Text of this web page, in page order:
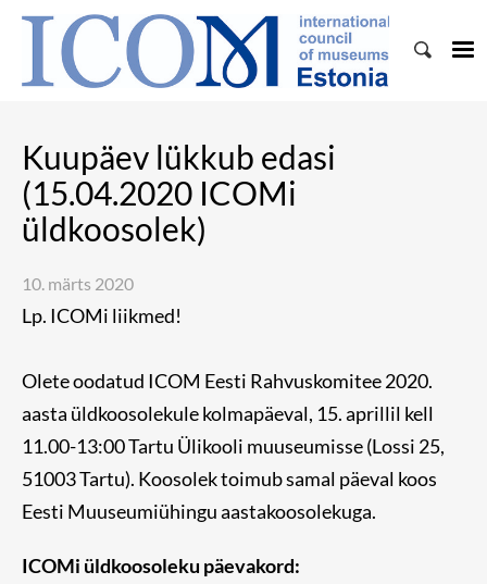
Kuupäev lükkub edasi
(15.04.2020 ICOMi
üldkoosolek)
10. märts 2020
Lp. ICOMi liikmed!
Olete oodatud ICOM Eesti Rahvuskomitee 2020.
aasta üldkoosolekule kolmapäeval, 15. aprillil kell
11.00-13:00 Tartu Ülikooli muuseumisse (Lossi 25,
51003 Tartu). Koosolek toimub samal päeval koos
Eesti Muuseumiühingu aastakoosolekuga.
ICOMi üldkoosoleku päevakord: